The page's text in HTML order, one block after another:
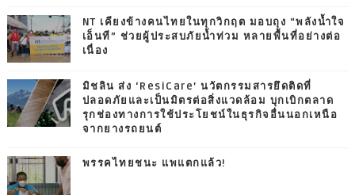
NT เคียงข้างคนไทยในทุกวิกฤต มอบถุง “พลังน้ำใจ
เอ็นที” ช่วยผู้ประสบภัยน้ำท่วม หลายพื้นที่อย่างต่อ
เนื่อง
มิชลิน ส่ง ‘ResiCare’ นวัตกรรมสารยึดติดที่
ปลอดภัยและเป็นมิตรต่อสิ่งแวดล้อม บุกเบิกตลาด
รุกช่องทางการใช้ประโยชน์ในธุรกิจอื่นนอกเหนือ
จากยางรถยนต์
พรรคไทยชนะ แพแตกแล้ว!